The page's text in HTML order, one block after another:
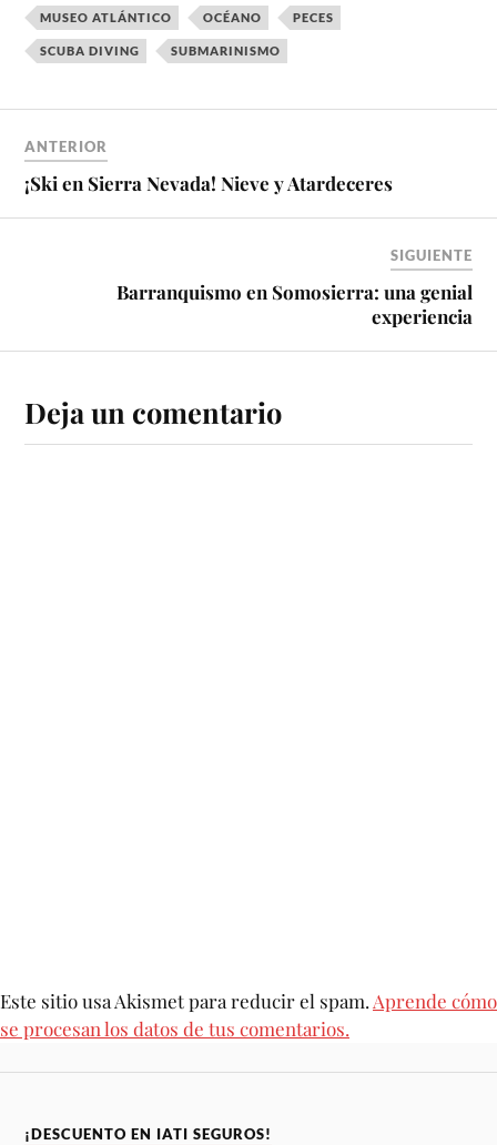
MUSEO ATLÁNTICO OCÉANO PECES
SCUBA DIVING SUBMARINISMO
ANTERIOR
¡Ski en Sierra Nevada! Nieve y Atardeceres
SIGUIENTE
Barranquismo en Somosierra: una genial
experiencia
Deja un comentario
Este sitio usa Akismet para reducir el spam. Aprende cómo
se procesan los datos de tus comentarios.
¡DESCUENTO EN IATI SEGUROS!